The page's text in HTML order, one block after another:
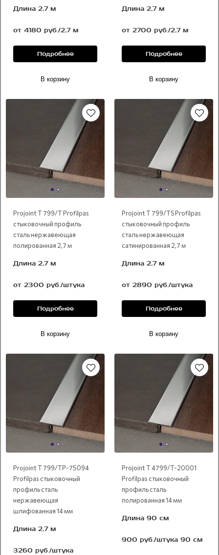
Длина 2,7 м
от 4180 руб./2,7 м
Подробнее
В корзину
Длина 2,7 м
от 2700 руб./2,7 м
Подробнее
В корзину
Projoint T 799/T Profilpas
стыковочный профиль
сталь нержавеющая
полированная 2,7 м
Длина 2,7 м
от 2300 руб./штука
Подробнее
В корзину
Projoint T 799/TS Profilpas
стыковочный профиль
сталь нержавеющая
сатинированная 2,7 м
Длина 2,7 м
от 2890 руб./штука
Подробнее
В корзину
Projoint T 799/TP-75094
Profilpas стыковочный
профиль сталь
нержавеющая
шлифованная 14 мм
Длина 2,7 м
3260 руб./штука
Projoint T 4799/T-20001
Profilpas стыковочный
профиль сталь
полированная 14 мм
Длина 90 см
900 руб./штука 90 см